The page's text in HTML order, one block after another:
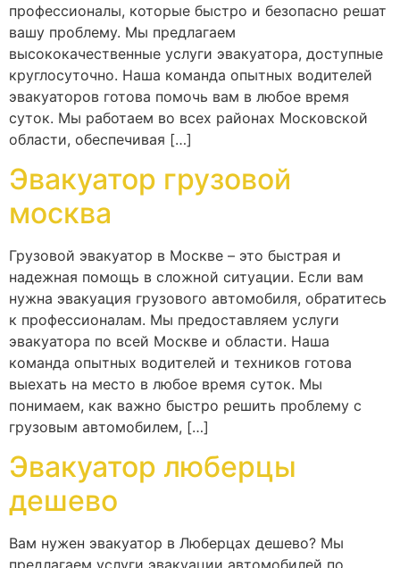
профессионалы, которые быстро и безопасно решат
вашу проблему. Мы предлагаем
высококачественные услуги эвакуатора, доступные
круглосуточно. Наша команда опытных водителей
эвакуаторов готова помочь вам в любое время
суток. Мы работаем во всех районах Московской
области, обеспечивая […]
Эвакуатор грузовой
москва
Грузовой эвакуатор в Москве – это быстрая и
надежная помощь в сложной ситуации. Если вам
нужна эвакуация грузового автомобиля, обратитесь
к профессионалам. Мы предоставляем услуги
эвакуатора по всей Москве и области. Наша
команда опытных водителей и техников готова
выехать на место в любое время суток. Мы
понимаем, как важно быстро решить проблему с
грузовым автомобилем, […]
Эвакуатор люберцы
дешево
Вам нужен эвакуатор в Люберцах дешево? Мы